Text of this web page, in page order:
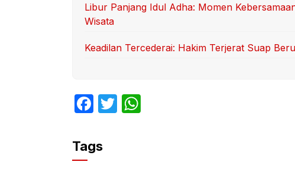
Libur Panjang Idul Adha: Momen
Wisata
Keadilan Tercederai: Hakim Terjerat Suap
F
c
e
T
Tags